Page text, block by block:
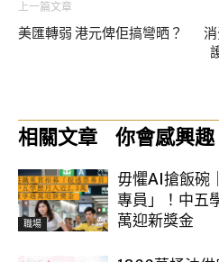
上一篇文章
美匯轉弱 港元俾佢搞彎晒？
相關文章 你會感興趣
職場
毋懼AI搶飯碗
專員」！中五
萬迎新獎金